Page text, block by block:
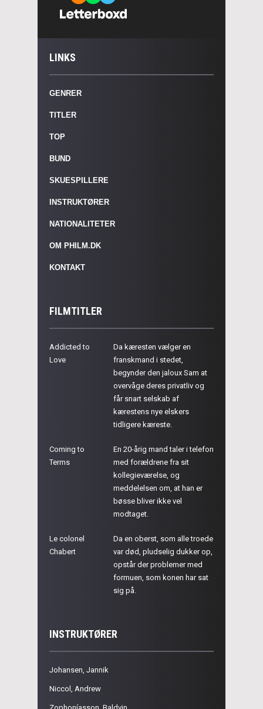
LINKS
GENRER
TITLER
TOP
BUND
SKUESPILLERE
INSTRUKTØRER
NATIONALITETER
OM PHILM.DK
KONTAKT
FILMTITLER
Addicted to
Love
Da kæresten vælger en
franskmand i stedet,
begynder den jaloux Sam at
overvåge deres privatliv og
får snart selskab af
kærestens nye elskers
tidligere kæreste.
Coming to
Terms
En 20-årig mand taler i telefon
med forældrene fra sit
kollegieværelse, og
meddelelsen om, at han er
bøsse bliver ikke vel
modtaget.
Le colonel
Chabert
Da en oberst, som alle troede
var død, pludselig dukker op,
opstår der problemer med
formuen, som konen har sat
sig på.
INSTRUKTØRER
Johansen, Jannik
Niccol, Andrew